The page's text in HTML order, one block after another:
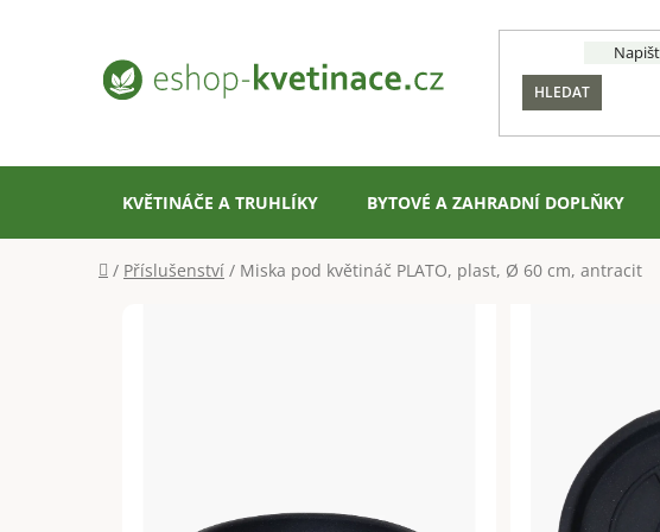
HLEDAT
KVĚTINÁČE A TRUHLÍKY BYTOVÉ A ZAHRADNÍ DOPLŇKY
Domů
/ Příslušenství / Miska pod květináč PLATO, plast, Ø 60 cm, antracit